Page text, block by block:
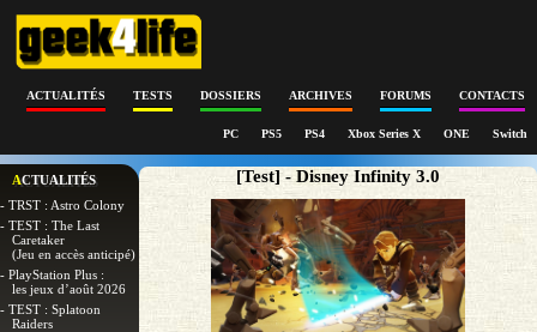
ACTUALITÉS TESTS DOSSIERS ARCHIVES FORUMS CONTACTS
PC PS5 PS4 Xbox Series X ONE Switch
ACTUALITÉS
- TRST : Astro Colony
- TEST : The Last
Caretaker
(Jeu en accès anticipé)
- PlayStation Plus :
les jeux d’août 2026
- TEST : Splatoon
Raiders
[Test] - Disney Infinity 3.0